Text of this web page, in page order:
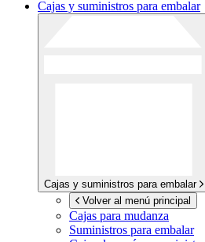
Cajas y suministros para embalar
Cajas y suministros para embalar
Volver al menú principal
Cajas para mudanza
Suministros para embalar